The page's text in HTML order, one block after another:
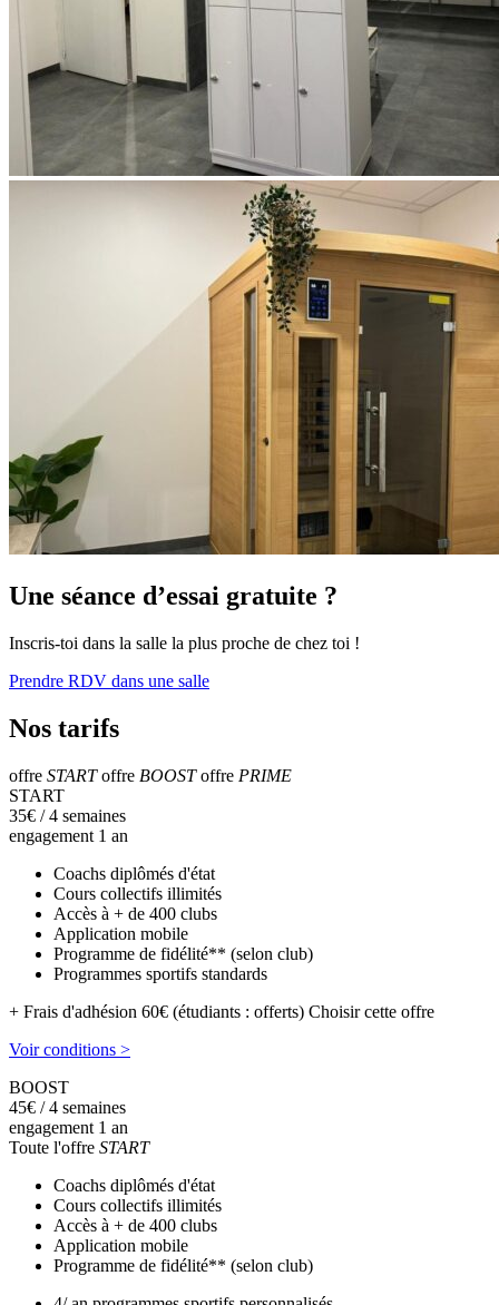
Une séance d’essai gratuite ?
Inscris-toi dans la salle la plus proche de chez toi !
Prendre RDV dans une salle
Nos tarifs
offre START offre BOOST offre PRIME
START
35€ / 4 semaines
engagement 1 an
Coachs diplômés d'état
Cours collectifs illimités
Accès à + de 400 clubs
Application mobile
Programme de fidélité** (selon club)
Programmes sportifs standards
+ Frais d'adhésion 60€ (étudiants : offerts) Choisir cette offre
Voir conditions >
BOOST
45€ / 4 semaines
engagement 1 an
Toute l'offre START
Coachs diplômés d'état
Cours collectifs illimités
Accès à + de 400 clubs
Application mobile
Programme de fidélité** (selon club)